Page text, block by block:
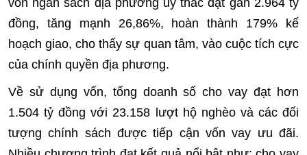
vốn ngân sách địa phương ủy thác đạt gần 2.964 tỷ
đồng, tăng mạnh 26,86%, hoàn thành 179% kế
hoạch giao, cho thấy sự quan tâm, vào cuộc tích cực
của chính quyền địa phương.
Về sử dụng vốn, tổng doanh số cho vay đạt hơn
1.504 tỷ đồng với 23.158 lượt hộ nghèo và các đối
tượng chính sách được tiếp cận vốn vay ưu đãi.